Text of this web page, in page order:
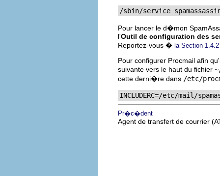
/sbin/service
Pour lancer le d�mon
l'Outil de configuration des
Reportez-vous � la Section 1.4.2
Pour configurer Procmail afin
suivante vers le haut du fichier
cette derni�re dans /etc/
INCLUDERC=/etc/mail/
Pr�c�dent
Agent de transfert de courrier